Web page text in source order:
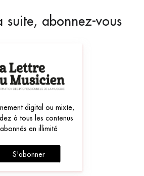
suite, abonnez-vous
digital ou mixte,
à tous les contenus
abonnés en illimité
S'abonner